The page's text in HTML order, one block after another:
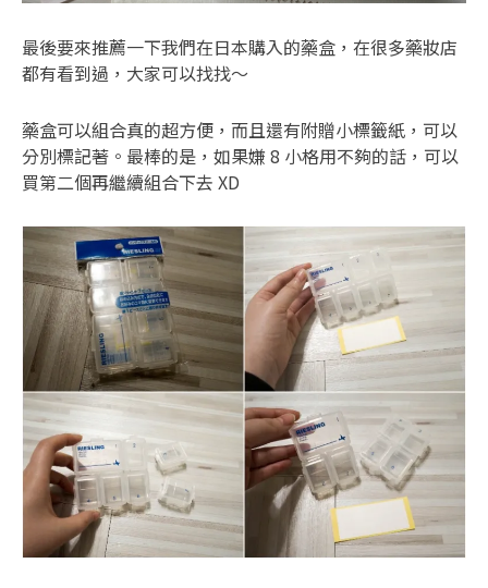
最後要來推薦一下我們在日本購入的藥盒，在很多藥妝店
都有看到過，大家可以找找～
藥盒可以組合真的超方便，而且還有附贈小標籤紙，可以
分別標記著。最棒的是，如果嫌 8 小格用不夠的話，可以
買第二個再繼續組合下去 XD